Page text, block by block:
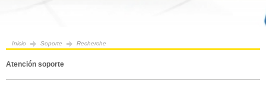
Inicio Soporte Recherche
Atención soporte